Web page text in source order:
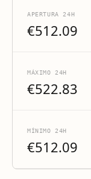
APERTURA 24H
€512.09
MÁXIMO 24H
€522.83
MÍNIMO 24H
€512.09